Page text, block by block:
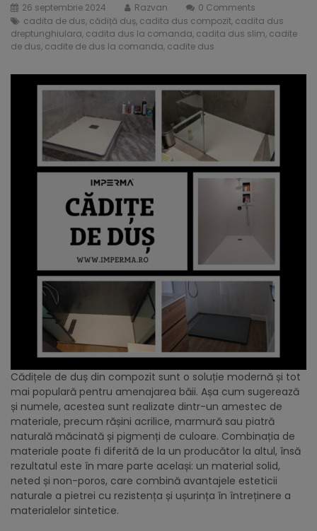
26 septembrie 2024 Razvan
0 Comments
cadita de dus, cădiță duș, cadita dus compozit, cadita dus
dreptunghiulara, cadita dus la comanda, cadita dus slim, cadite
de dus, cadite de dus la comanda, cadite dus
Cădițele de duș din compozit sunt o soluție modernă și tot
mai populară pentru amenajarea băii. Așa cum sugerează
și numele, acestea sunt realizate dintr-un amestec de
materiale, precum rășini acrilice, marmură sau piatră
naturală măcinată și pigmenți de culoare. Combinația de
materiale poate fi diferită de la un producător la altul, însă
rezultatul este în mare parte același: un material solid,
neted și non-poros, care combină avantajele esteticii
naturale a pietrei cu rezistența și ușurința în întreținere a
materialelor sintetice.